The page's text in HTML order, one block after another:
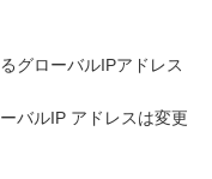
グローバルIPアドレス
バルIP アドレスは変更